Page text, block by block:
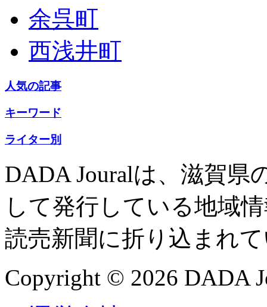
余呉町
西浅井町
人気の記事
キーワード
ライター別
DADA Jouralは、滋賀県
して発行している地域
読売新聞に折り込まれ
Copyright © 2026 DADA